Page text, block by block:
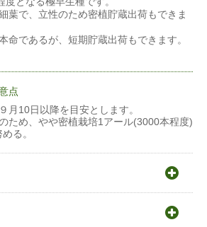
葉で、立性のため密植貯蔵出荷もできま
命であるが、短期貯蔵出荷もできます。
点
月10日以降を目安とします。
ため、やや密植栽培1アール(3000本程度)
る。